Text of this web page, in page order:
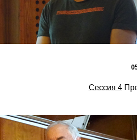
Сессия 4